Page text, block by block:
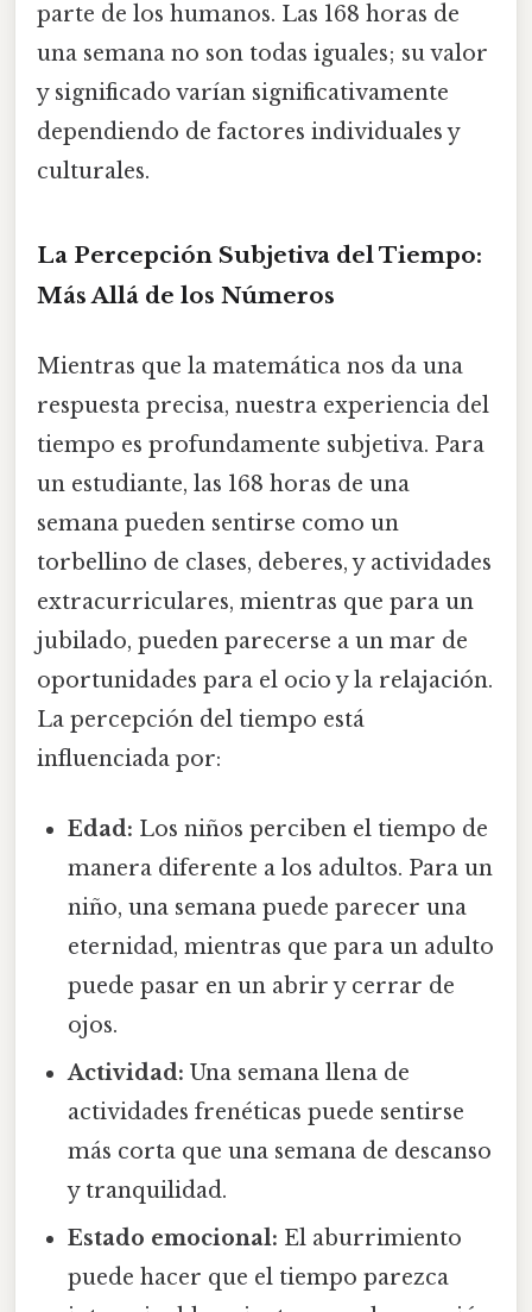
parte de los humanos. Las 168 horas de
una semana no son todas iguales; su valor
y significado varían significativamente
dependiendo de factores individuales y
culturales.
La Percepción Subjetiva del Tiempo:
Más Allá de los Números
Mientras que la matemática nos da una
respuesta precisa, nuestra experiencia del
tiempo es profundamente subjetiva. Para
un estudiante, las 168 horas de una
semana pueden sentirse como un
torbellino de clases, deberes, y actividades
extracurriculares, mientras que para un
jubilado, pueden parecerse a un mar de
oportunidades para el ocio y la relajación.
La percepción del tiempo está
influenciada por:
Edad: Los niños perciben el tiempo de
manera diferente a los adultos. Para un
niño, una semana puede parecer una
eternidad, mientras que para un adulto
puede pasar en un abrir y cerrar de
ojos.
Actividad: Una semana llena de
actividades frenéticas puede sentirse
más corta que una semana de descanso
y tranquilidad.
Estado emocional: El aburrimiento
puede hacer que el tiempo parezca